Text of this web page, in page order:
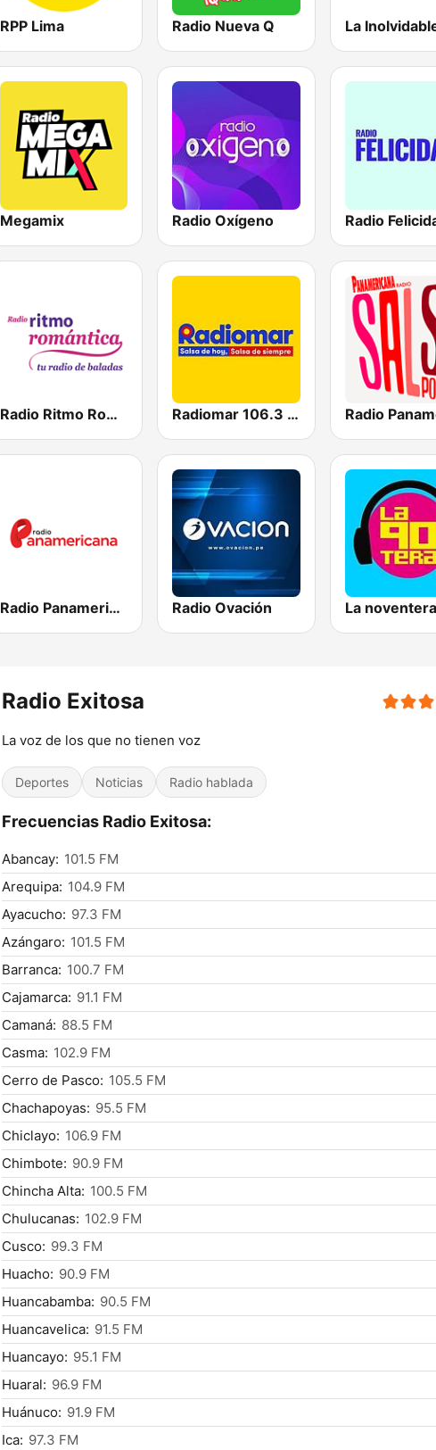
RPP Lima Radio Nueva Q La
Megamix Radio Oxígeno Radio
Radio Ritmo Romántica Radiomar 106.3 FM
Radio Panamericana Radio Ovación La noventera
Radio Exitosa
La voz de los que no tienen voz
Deportes Noticias Radio hablada
Frecuencias Radio Exitosa:
Abancay: 101.5 FM
Arequipa: 104.9 FM
Ayacucho: 97.3 FM
Azángaro: 101.5 FM
Barranca: 100.7 FM
Cajamarca: 91.1 FM
Camaná: 88.5 FM
Casma: 102.9 FM
Cerro de Pasco: 105.5 FM
Chachapoyas: 95.5 FM
Chiclayo: 106.9 FM
Chimbote: 90.9 FM
Chincha Alta: 100.5 FM
Chulucanas: 102.9 FM
Cusco: 99.3 FM
Huacho: 90.9 FM
Huancabamba: 90.5 FM
Huancavelica: 91.5 FM
Huancayo: 95.1 FM
Huaral: 96.9 FM
Huánuco: 91.9 FM
Ica: 97.3 FM